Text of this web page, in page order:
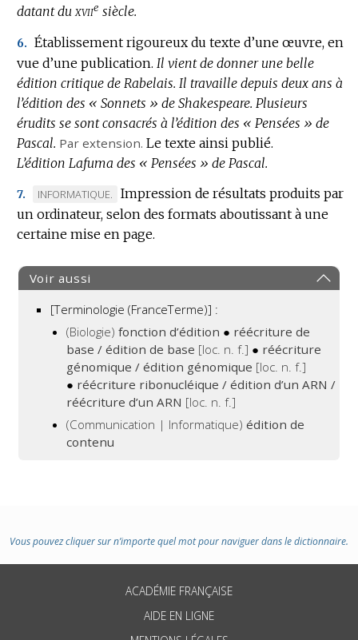
datant du xviie siècle.
6. Établissement rigoureux du texte d’une œuvre, en
vue d’une publication. Il vient de donner une belle
édition critique de Rabelais. Il travaille depuis deux ans à
l’édition des « Sonnets » de Shakespeare. Plusieurs
érudits se sont consacrés à l’édition des « Pensées » de
Pascal. Par extension. Le texte ainsi publié.
L’édition Lafuma des « Pensées » de Pascal.
7.
MARQUE
DE
DOMAINE
INFORMATIQUE.
Impression de résultats produits par
un ordinateur, selon des formats aboutissant à une
certaine mise en page.
Voir aussi
[Terminologie (FranceTerme)] :
(Biologie)fonction d’édition ● réécriture de
base / édition de base [loc. n. f.] ● réécriture
génomique / édition génomique [loc. n. f.]
● réécriture ribonucléique / édition d’un ARN /
réécriture d’un ARN [loc. n. f.]
(Communication | Informatique)édition de
contenu
Vous pouvez cliquer sur n’importe quel mot pour naviguer dans le dictionnaire.
ACADÉMIE FRANÇAISE
AIDE EN LIGNE